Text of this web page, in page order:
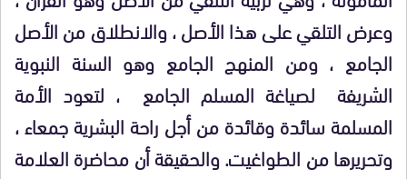
وعرض التلقي على هذا الأصل ، والانطلاق من الأصل
الجامع ، ومن المنهج الجامع وهو السنة النبوية
الشريفة لصياغة المسلم الجامع ، لتعود الأمة
المسلمة سائدة وقائدة من أجل راحة البشرية جمعاء ،
وتحريرها من الطواغيت. والحقيقة أن محاضرة العلامة